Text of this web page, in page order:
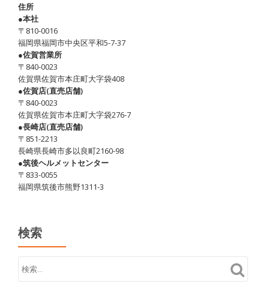
べ
と
り
ま
す
か？
住所
●本社
〒810-0016
福岡県福岡市中央区平和5-7-37
●佐賀営業所
〒840-0023
佐賀県佐賀市本庄町大字袋408
●佐賀店(直売店舗)
〒840-0023
佐賀県佐賀市本庄町大字袋276-7
●長崎店(直売店舗)
〒851-2213
長崎県長崎市多以良町2160-98
●筑後ヘルメットセンター
〒833-0055
福岡県筑後市熊野1311-3
検索